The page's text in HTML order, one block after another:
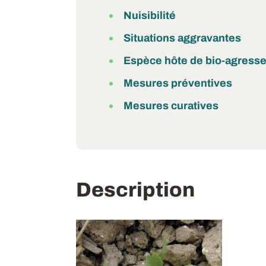
Nuisibilité
Situations aggravantes
Espèce hôte de bio-
Mesures préventives
Mesures curatives
Description